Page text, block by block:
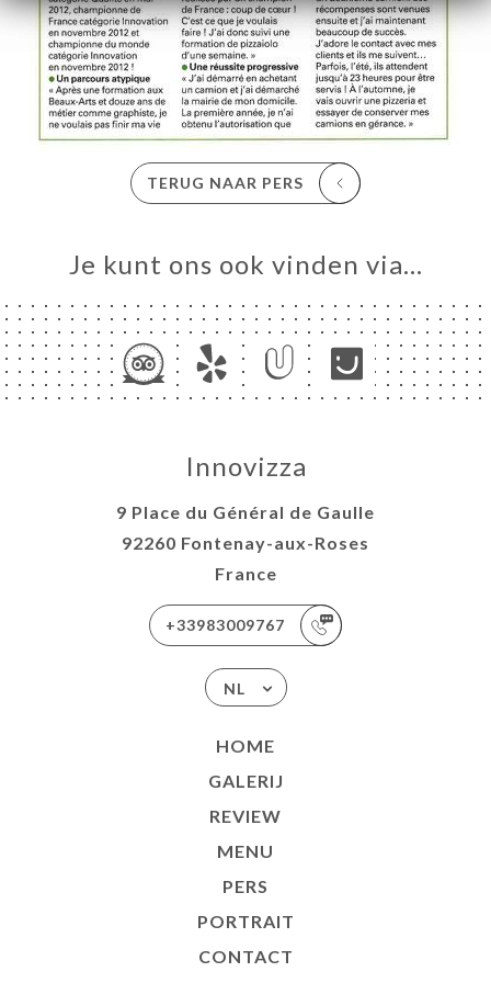
TERUG NAAR PERS
Je kunt ons ook vinden via…
Innovizza
9 Place du Général de Gaulle
92260 Fontenay-aux-Roses
France
+33983009767
NL
HOME
GALERIJ
REVIEW
MENU
PERS
PORTRAIT
CONTACT